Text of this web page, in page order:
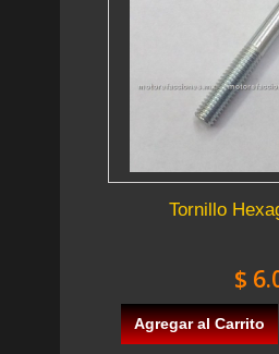
Tornillo
$
Agregar al Carrito